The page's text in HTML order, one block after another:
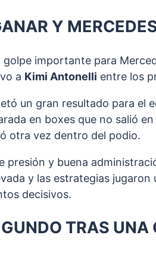
Y
importante para
a Kimi Antonelli entre los
un gran resultado para el
en boxes que no salió
otra vez dentro del podio.
presión y buena
y las estrategias
decisivos.
TRAS